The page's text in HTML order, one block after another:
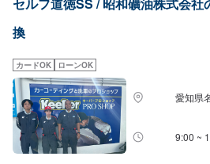
換
カードOK ローンOK
愛知県
9:00 ~